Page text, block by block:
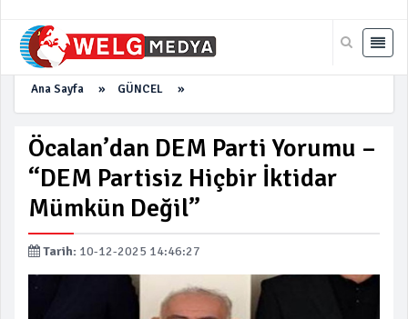
Ana Sayfa » GÜNCEL »
Öcalan’dan DEM Parti Yorumu –
“DEM Partisiz Hiçbir İktidar
Mümkün Değil”
Tarih: 10-12-2025 14:46:27